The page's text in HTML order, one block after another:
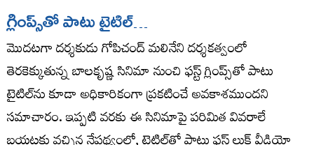
గ్లింప్స్‌తో పాటు టైటిల్‌…
మొదటగా దర్శకుడు గోపిచంద్ మ‌లినేని దర్శకత్వంలో
తెరకెక్కుతున్న బాలకృష్ణ సినిమా నుంచి ఫస్ట్ గ్లింప్స్‌తో పాటు
టైటిల్‌ను కూడా అధికారికంగా ప్రకటించే అవకాశముందని
సమాచారం. ఇప్పటి వరకు ఈ సినిమాపై పరిమిత వివరాలే